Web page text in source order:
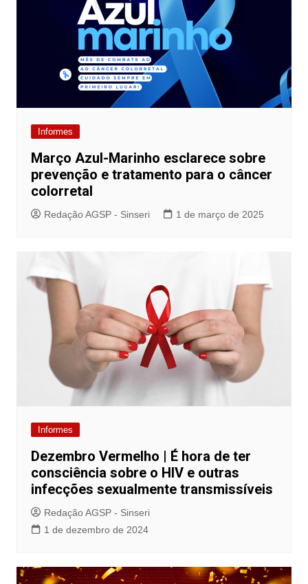
Informes
Março Azul-Marinho esclarece sobre
prevenção e tratamento para o câncer
colorretal
Redação AGSP - Sinseri 1 de março de 2025
Informes
Dezembro Vermelho | É hora de ter
consciência sobre o HIV e outras
infecções sexualmente transmissíveis
Redação AGSP - Sinseri
1 de dezembro de 2024